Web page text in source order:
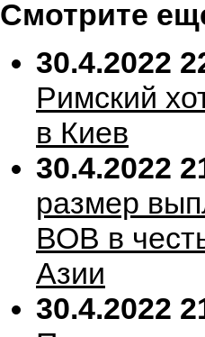
Смотрите
30.4.2022
Римский
в Киев
30.4.2022
размер
ВОВ в
Азии
30.4.2022